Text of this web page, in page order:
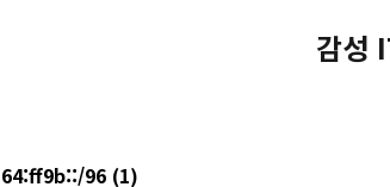
감성
64:ff9b::/96 (1)